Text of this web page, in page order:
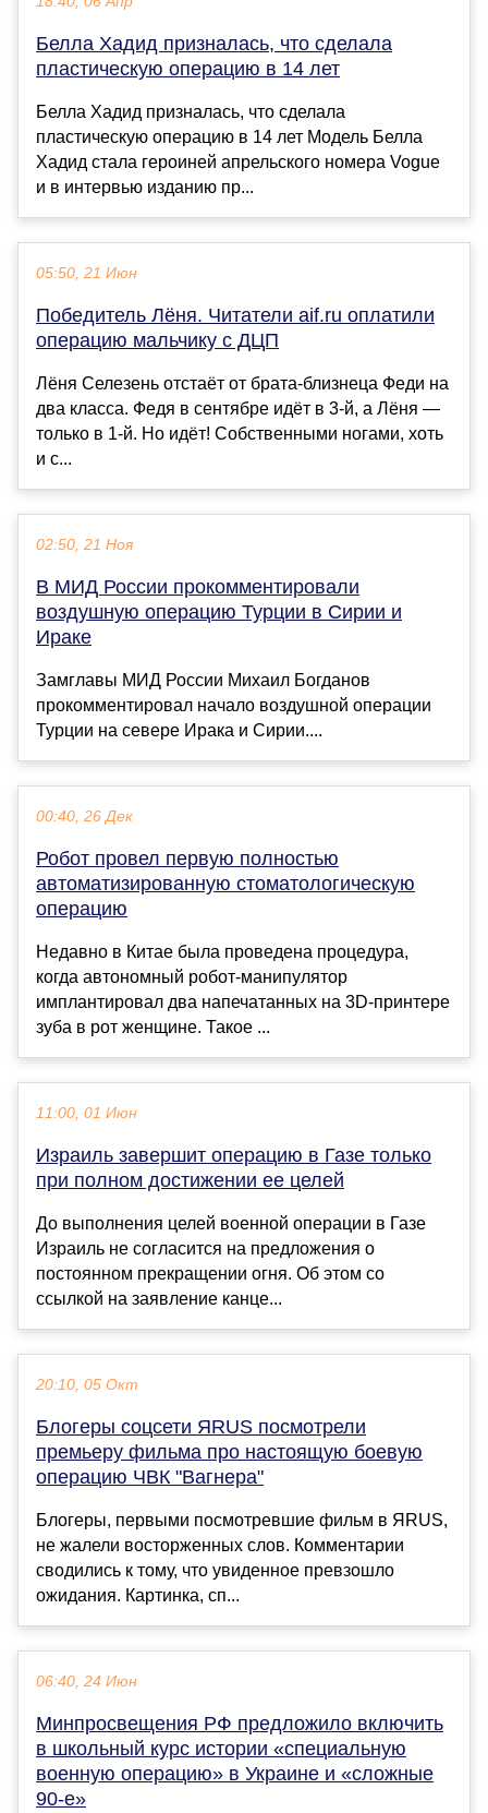
Белла Хадид призналась, что сделала
пластическую операцию в 14 лет
Белла Хадид призналась, что сделала
пластическую операцию в 14 лет Модель Белла
Хадид стала героиней апрельского номера Vogue
и в интервью изданию пр...
05:50, 21 Июн
Победитель Лёня. Читатели aif.ru оплатили
операцию мальчику с ДЦП
Лёня Селезень отстаёт от брата-близнеца Феди на
два класса. Федя в сентябре идёт в 3-й, а Лёня —
только в 1-й. Но идёт! Собственными ногами, хоть
и с...
02:50, 21 Ноя
В МИД России прокомментировали
воздушную операцию Турции в Сирии и
Ираке
Замглавы МИД России Михаил Богданов
прокомментировал начало воздушной операции
Турции на севере Ирака и Сирии....
00:40, 26 Дек
Робот провел первую полностью
автоматизированную стоматологическую
операцию
Недавно в Китае была проведена процедура,
когда автономный робот-манипулятор
имплантировал два напечатанных на 3D-принтере
зуба в рот женщине. Такое ...
11:00, 01 Июн
Израиль завершит операцию в Газе только
при полном достижении ее целей
До выполнения целей военной операции в Газе
Израиль не согласится на предложения о
постоянном прекращении огня. Об этом со
ссылкой на заявление канце...
20:10, 05 Окт
Блогеры соцсети ЯRUS посмотрели
премьеру фильма про настоящую боевую
операцию ЧВК "Вагнера"
Блогеры, первыми посмотревшие фильм в ЯRUS,
не жалели восторженных слов. Комментарии
сводились к тому, что увиденное превзошло
ожидания. Картинка, сп...
06:40, 24 Июн
Минпросвещения РФ предложило включить
в школьный курс истории «специальную
военную операцию» в Украине и «сложные
90-е»